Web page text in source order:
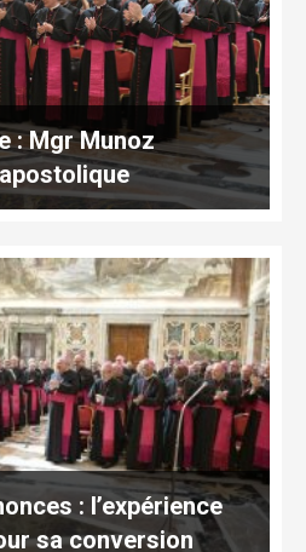
: Mgr Munoz
: l’expérience
sa conversion